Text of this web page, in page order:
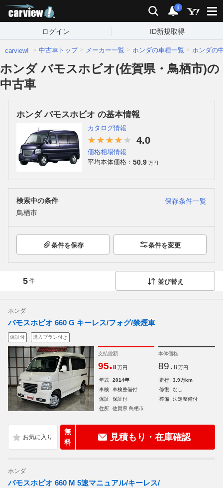
検索 通知
i
ログイン ID新規取得
carview! 中古車トップ メーカー一覧 ホンダの車種一覧 ホンダの
ホンダ バモスホビオ(佐賀県・鳥栖市)の
中古車
ホンダ バモスホビオ の基本情報
カタログ情報
4.0
価格相場情報
平均本体価格： 50.9 万円
検索中の条件
保存条件一覧
鳥栖市
条件を保存 条件を変更
5件 並び替え
ホンダ
バモスホビオ 660 G キーレス/フォグ/禁煙車
保証付 購入プラン付き
支払総額
95.8 万円
本体価格
89. 8 万円
年式 2014年 走行
3.9万km
車検
車検整備付 修復
なし
保証
保証付 整備
法定整備付
住所
佐賀県 鳥栖市
無
料
見積もり・在庫確認
ホンダ
バモスホビオ 660 M 5速マニュアル/キーレス/